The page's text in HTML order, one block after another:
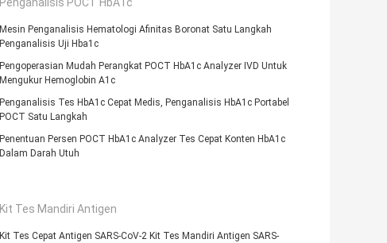
Penganalisis POCT HbA1c
Mesin Penganalisis Hematologi Afinitas Boronat Satu Langkah
Penganalisis Uji Hba1c
Pengoperasian Mudah Perangkat POCT HbA1c Analyzer IVD Untuk
Mengukur Hemoglobin A1c
Penganalisis Tes HbA1c Cepat Medis, Penganalisis HbA1c Portabel
POCT Satu Langkah
Penentuan Persen POCT HbA1c Analyzer Tes Cepat Konten HbA1c
Dalam Darah Utuh
Kit Tes Mandiri Antigen
Kit Tes Cepat Antigen SARS-CoV-2 Kit Tes Mandiri Antigen SARS-